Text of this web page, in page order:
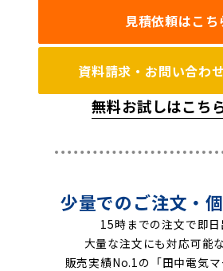
見積依頼はこち
資料請求・お問い合わ
無料お試しはこち
少量でのご注文・
15時までの注文で即日
大量な注文にも対応可能
販売実績No.1の「田中電気